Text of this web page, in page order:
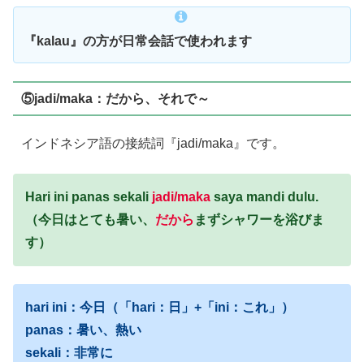
『kalau』の方が日常会話で使われます
⑤jadi/maka：だから、それで～
インドネシア語の接続詞『jadi/maka』です。
Hari ini panas sekali jadi/maka saya mandi dulu.
（今日はとても暑い、 だから まずシャワーを浴びま
す）
hari ini：今日（「hari：日」+「ini：これ」）
panas：暑い、熱い
sekali：非常に